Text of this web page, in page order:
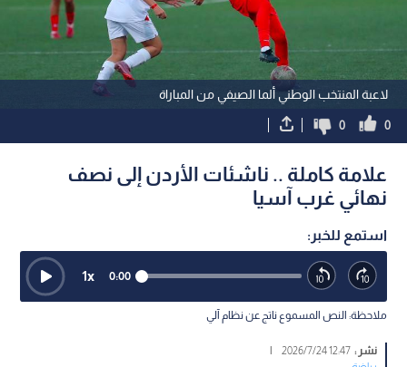
لاعبة المنتخب الوطني ألما الصيفي من المباراة
0
0
علامة كاملة .. ناشئات الأردن إلى نصف
نهائي غرب آسيا
استمع للخبر:
0:00
1x
ملاحظة: النص المسموع ناتج عن نظام آلي
نشر :12:47 2026/7/24
|